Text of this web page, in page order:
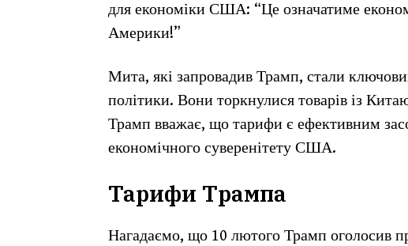
для економіки США: “Це означатиме
Америки!”
Мита, які запровадив Трамп, стали
політики. Вони торкнулися товарів із
Трамп вважає, що тарифи є ефективним
економічного суверенітету США.
Тарифи Трампа
Нагадаємо, що 10 лютого Трамп оголосив